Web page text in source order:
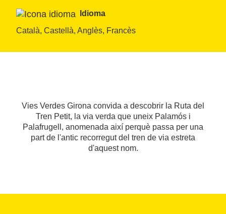
Idioma
Català, Castellà, Anglès, Francès
Vies Verdes Girona convida a descobrir la Ruta del
Tren Petit, la via verda que uneix Palamós i
Palafrugell, anomenada així perquè passa per una
part de l'antic recorregut del tren de via estreta
d'aquest nom.